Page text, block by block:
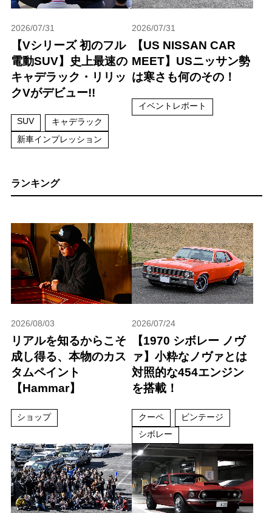
2026/07/31
【Vシリーズ 初のフル
電動SUV】史上最速の
キャデラック・リリッ
クVがデビュー!!
SUV
キャデラック
新車インプレッション
2026/07/31
【US NISSAN CAR
MEET】USニッサン勢
は寒さも何のその！
イベントレポート
ランキング
2026/08/03
リアルを知るからこそ
成し得る、本物のカス
タムペイント
【Hammar】
ショップ
2026/07/24
【1970 シボレー ノヴ
ァ】小粋なノヴァとは
対照的な454エンジン
を搭載！
クーペ
ビンテージ
シボレー